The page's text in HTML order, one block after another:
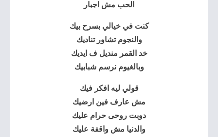
الحب مش اجبار
كنت في خيالي بسرح بيك
والنجوم تشاور تناديك
خد القمر منديل ف ايديك
وبالغيوم نرسم شبابيك
قولي ليه افكر فيك
مش عارف فين ارضيك
دوبت روحى حرام عليك
والدنيا مش واقفة عليك